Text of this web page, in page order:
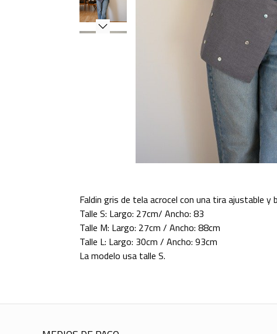
Faldin gris de tela acrocel con una tira ajustable y
Talle S: Largo: 27cm/ Ancho: 83
Talle M: Largo: 27cm / Ancho: 88cm
Talle L: Largo: 30cm / Ancho: 93cm
La modelo usa talle S.